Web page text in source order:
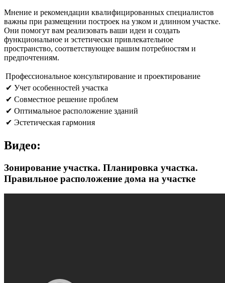
Мнение и рекомендации квалифицированных специалистов
важны при размещении построек на узком и длинном участке.
Они помогут вам реализовать ваши идеи и создать
функциональное и эстетически привлекательное
пространство, соответствующее вашим потребностям и
предпочтениям.
Профессиональное консультирование и проектирование
✔ Учет особенностей участка
✔ Совместное решение проблем
✔ Оптимальное расположение зданий
✔ Эстетическая гармония
Видео:
Зонирование участка. Планировка участка.
Правильное расположение дома на участке